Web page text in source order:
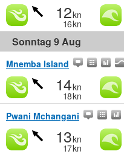
12kn
16kn
Sonntag 9 Aug
Mnemba Island
14kn
18kn
Pwani Mchangani
13kn
17kn